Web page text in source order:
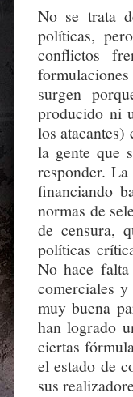
No se trata
políticas,
conflictos
surgen
producido ni
los atacantes)
la gente que
responder.
financiando
normas de
de censura,
políticas
No hace
comerciales
muy buena
han logrado
ciertas
el estado de
sus